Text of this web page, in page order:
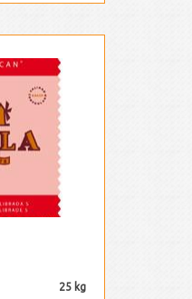
25 kg